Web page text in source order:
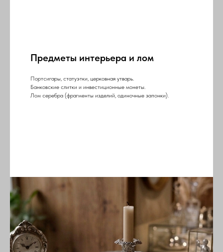
Предметы интерьера и лом
Портсигары, статуэтки, церковная утварь.
Банковские слитки и инвестиционные монеты.
Лом серебра (фрагменты изделий, одиночные запонки).